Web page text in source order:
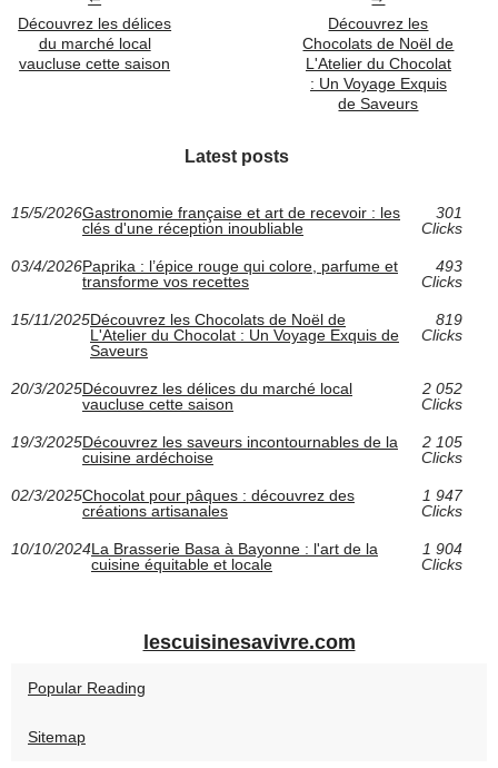
Découvrez les délices
du marché local
vaucluse cette saison
Découvrez les
Chocolats de Noël de
L'Atelier du Chocolat
: Un Voyage Exquis
de Saveurs
Latest posts
15/5/2026Gastronomie française et art de recevoir : les
clés d'une réception inoubliable
301
Clicks
03/4/2026Paprika : l’épice rouge qui colore, parfume et
transforme vos recettes
493
Clicks
15/11/2025Découvrez les Chocolats de Noël de
L'Atelier du Chocolat : Un Voyage Exquis de
Saveurs
819
Clicks
20/3/2025Découvrez les délices du marché local
vaucluse cette saison
2 052
Clicks
19/3/2025Découvrez les saveurs incontournables de la
cuisine ardéchoise
2 105
Clicks
02/3/2025Chocolat pour pâques : découvrez des
créations artisanales
1 947
Clicks
10/10/2024La Brasserie Basa à Bayonne : l'art de la
cuisine équitable et locale
1 904
Clicks
lescuisinesavivre.com
Popular Reading
Sitemap